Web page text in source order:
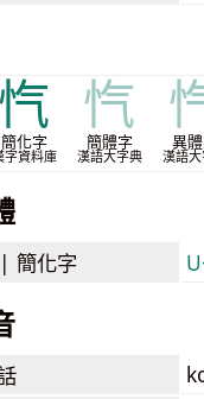
忾
簡化字
字資料庫
忾
簡體字
漢語大字典
異
漢語大
簡化字